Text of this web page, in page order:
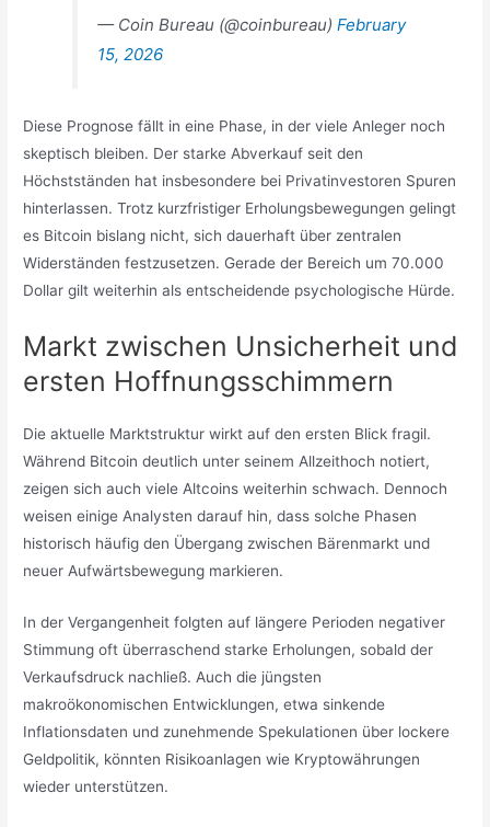
— Coin Bureau (@coinbureau)February
15, 2026
Diese Prognose fällt in eine Phase, in der viele Anleger noch
skeptisch bleiben. Der starke Abverkauf seit den
Höchstständen hat insbesondere bei Privatinvestoren Spuren
hinterlassen. Trotz kurzfristiger Erholungsbewegungen gelingt
es Bitcoin bislang nicht, sich dauerhaft über zentralen
Widerständen festzusetzen. Gerade der Bereich um 70.000
Dollar gilt weiterhin als entscheidende psychologische Hürde.
Markt zwischen Unsicherheit und
ersten Hoffnungsschimmern
Die aktuelle Marktstruktur wirkt auf den ersten Blick fragil.
Während Bitcoin deutlich unter seinem Allzeithoch notiert,
zeigen sich auch viele Altcoins weiterhin schwach. Dennoch
weisen einige Analysten darauf hin, dass solche Phasen
historisch häufig den Übergang zwischen Bärenmarkt und
neuer Aufwärtsbewegung markieren.
In der Vergangenheit folgten auf längere Perioden negativer
Stimmung oft überraschend starke Erholungen, sobald der
Verkaufsdruck nachließ. Auch die jüngsten
makroökonomischen Entwicklungen, etwa sinkende
Inflationsdaten und zunehmende Spekulationen über lockere
Geldpolitik, könnten Risikoanlagen wie Kryptowährungen
wieder unterstützen.